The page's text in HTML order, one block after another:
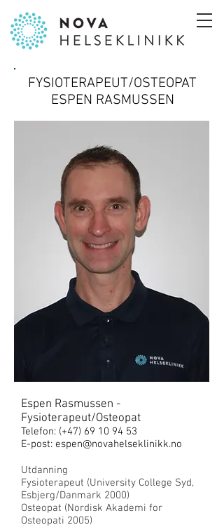
FYSIOTERAPEUT/OSTEOPAT
ESPEN RASMUSSEN
Espen Rasmussen -
Fysioterapeut/Osteopat
Telefon: (+47) 69 10 94 53
E-post: espen@novahelseklinikk.no
Utdanning
Fysioterapeut (University College Syd,
Esbjerg/Danmark 2000)
Osteopat (Nordisk Akademi for
Osteopati 2005)